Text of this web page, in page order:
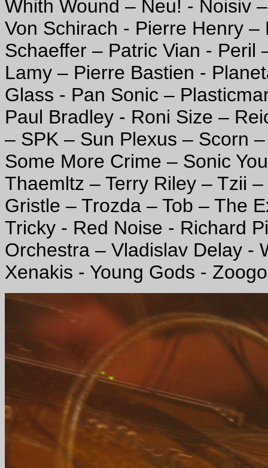
Whith Wound – Neu! - Noisiv
Von Schirach - Pierre Henry
Schaeffer – Patric Vian - Peril
Lamy – Pierre Bastien -
Glass - Pan Sonic –
Paul Bradley - Roni Size –
– SPK – Sun Plexus – Scorn
Some More Crime – Sonic
Thaemltz – Terry Riley – Tzii
Gristle – Trozda – Tob – The
Tricky - Red Noise - Richard
Orchestra – Vladislav Delay -
Xenakis - Young Gods -